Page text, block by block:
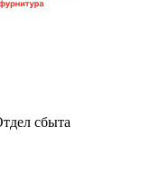
сбыта